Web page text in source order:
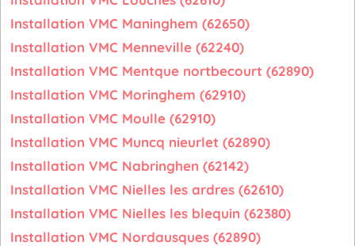
Installation VMC Maninghem (62650)
Installation VMC Menneville (62240)
Installation VMC Mentque nortbecourt (62890)
Installation VMC Moringhem (62910)
Installation VMC Moulle (62910)
Installation VMC Muncq nieurlet (62890)
Installation VMC Nabringhen (62142)
Installation VMC Nielles les ardres (62610)
Installation VMC Nielles les blequin (62380)
Installation VMC Nordausques (62890)